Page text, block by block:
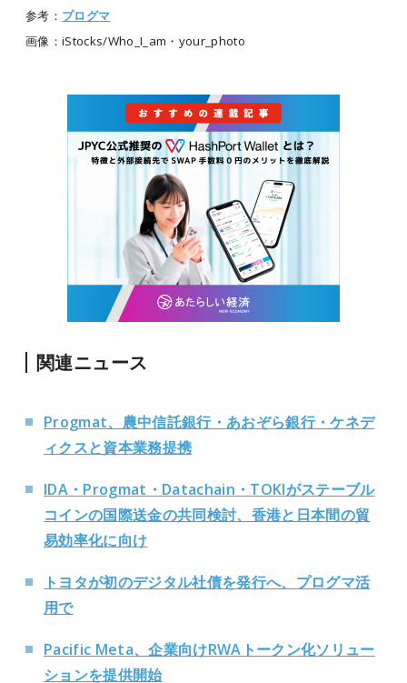
参考： プログマ
画像：iStocks/Who_I_am・your_photo
関連ニュース
Progmat、農中信託銀行・あおぞら銀行・ケネデ
ィクスと資本業務提携
IDA・Progmat・Datachain・TOKIがステーブル
コインの国際送金の共同検討、香港と日本間の貿
易効率化に向け
トヨタが初のデジタル社債を発行へ、プログマ活
用で
Pacific Meta、企業向けRWAトークン化ソリュー
ションを提供開始